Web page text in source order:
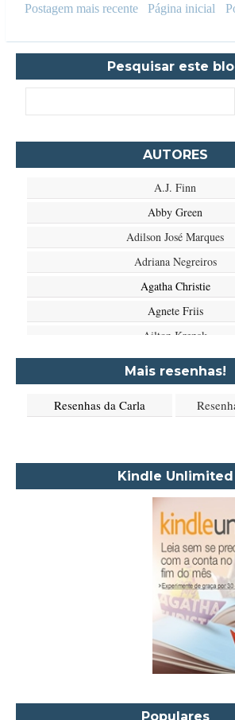
Postagem mais recente Página inicial
Pesquisar este
AUTORES
A.J. Finn
Abby Green
Adilson José Marques
Adriana Negreiros
Agatha Christie
Agnete Friis
Ailton Krenak
Aimée de Jongh
Aione Simões
Alexandre Dumas Filho
Alice Walker
Alma Katsu
Aluísio Azevedo
Alyson Noël
Amanda Lovelace
Ana Beatriz Barbosa Silva
Ana Maria Machado
Angela Marsons
Mais resenhas!
Resenhas da Carla
Kindle Unlimited
Populares